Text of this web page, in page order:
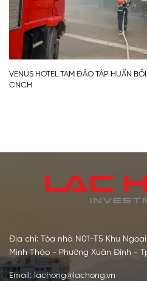
VENUS HOTEL TAM ĐẢO TẬP HUẤN
CNCH
Địa chỉ: Tòa nhà N01-T5 Khu
Minh Thảo - Phường Xuân Đỉnh -
Email: lachong@lachong.vn